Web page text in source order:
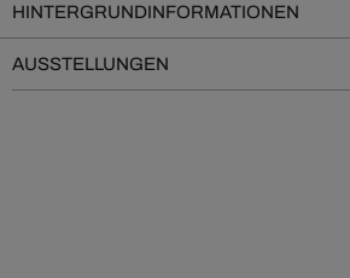
HINTERGRUNDINFORMATIONEN
AUSSTELLUNGEN